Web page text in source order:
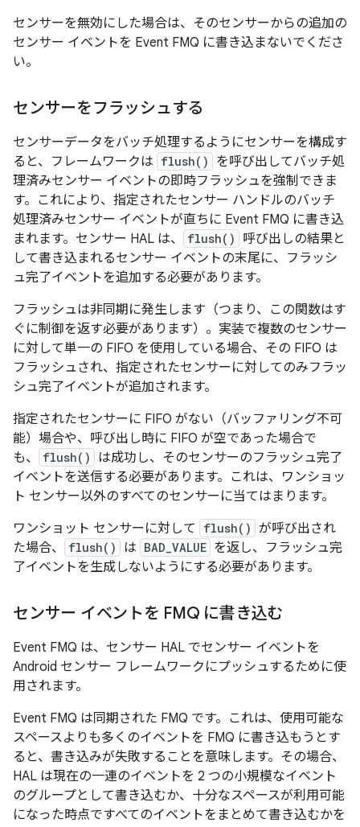
センサーを無効にした場合は、そのセンサーからの追加の
センサー イベントを Event FMQ に書き込まないでくださ
い。
センサーをフラッシュする
センサーデータをバッチ処理するようにセンサーを構成す
ると、フレームワークは flush()
を呼び出してバッチ処
理済みセンサー イベントの即時フラッシュを強制できま
す。これにより、指定されたセンサー ハンドルのバッチ
処理済みセンサー イベントが直ちに Event FMQ に書き込
まれます。センサー HAL は、
flush()
呼び出しの結果と
して書き込まれるセンサー イベントの末尾に、フラッシ
ュ完了イベントを追加する必要があります。
フラッシュは非同期に発生します（つまり、この関数はす
ぐに制御を返す必要があります）。実装で複数のセンサー
に対して単一の FIFO を使用している場合、その FIFO は
フラッシュされ、指定されたセンサーに対してのみフラッ
シュ完了イベントが追加されます。
指定されたセンサーに FIFO がない（バッファリング不可
能）場合や、呼び出し時に FIFO が空であった場合で
も、
flush()
は成功し、そのセンサーのフラッシュ完了
イベントを送信する必要があります。これは、ワンショッ
ト センサー以外のすべてのセンサーに当てはまります。
ワンショット センサーに対して
flush() が呼び出され
た場合、
flush() は BAD_VALUE を返し、フラッシュ完
了イベントを生成しないようにする必要があります。
センサー イベントを FMQ に書き込む
Event FMQ は、センサー HAL でセンサー イベントを
Android センサー フレームワークにプッシュするために使
用されます。
Event FMQ は同期された FMQ です。これは、使用可能な
スペースよりも多くのイベントを FMQ に書き込もうとす
ると、書き込みが失敗することを意味します。その場合、
HAL は現在の一連のイベントを 2 つの小規模なイベント
のグループとして書き込むか、十分なスペースが利用可能
になった時点ですべてのイベントをまとめて書き込むかを